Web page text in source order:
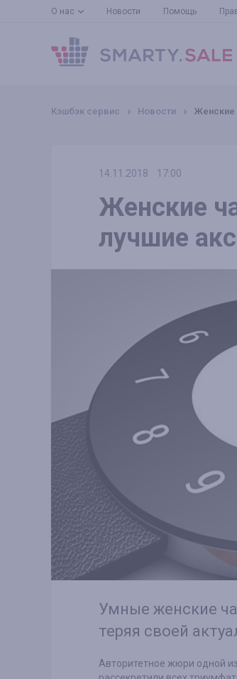
О нас Новости Помощь
Кэшбэк сервис Новости Женские
14.11.2018 17:00
Женские
лучшие
Умные женские
теряя своей
Авторитетное жюри одной